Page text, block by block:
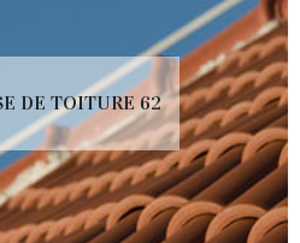
DE TOITURE 62